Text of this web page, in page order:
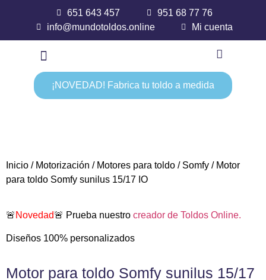
651 643 457
951 68 77 76
info@mundotoldos.online
Mi cuenta
¡NOVEDAD! Fabrica tu toldo a medida
Inicio / Motorización / Motores para toldo / Somfy / Motor
para toldo Somfy sunilus 15/17 IO
🚨 Novedad🚨 Prueba nuestro creador de Toldos Online.
Diseños 100% personalizados
Motor para toldo Somfy sunilus 15/17